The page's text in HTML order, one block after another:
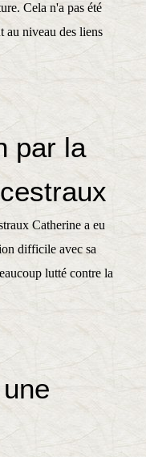
Cela n'a pas été
au niveau des liens
par la
Catherine a eu
difficile avec sa
lutté contre la